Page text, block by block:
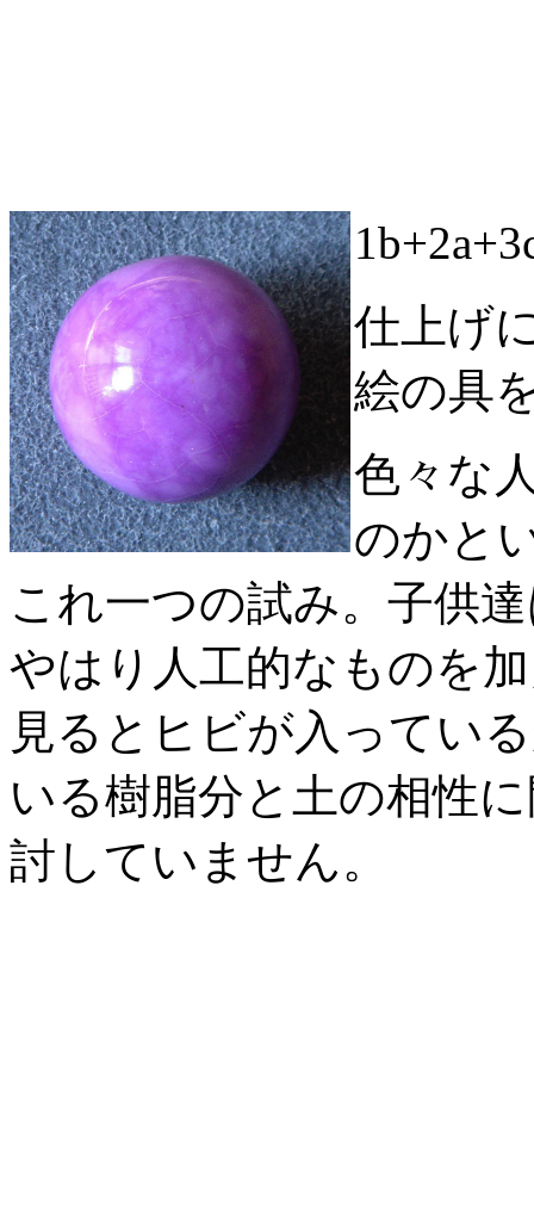
仕上げ
絵の具
色々な
のかと
これ一つの試み。子供
やはり人工的なものを
見るとヒビが入ってい
いる樹脂分と土の相性
討していません。